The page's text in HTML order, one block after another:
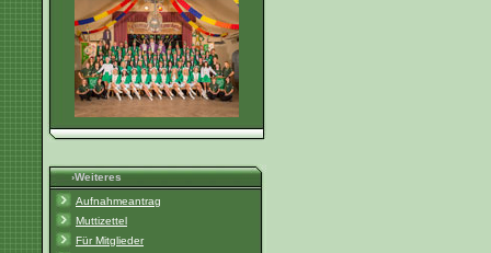
›Weiteres
Aufnahmeantrag
Muttizettel
Für Mitglieder